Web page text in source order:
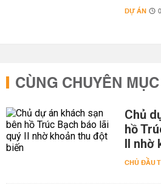
DỰ ÁN
CÙNG CHUYÊN MỤC
Chủ
hồ
II nhờ
CHỦ ĐẦU